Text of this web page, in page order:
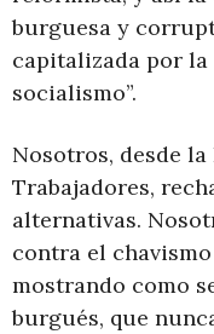
burguesa y
capitalizada por la
socialismo”.
Nosotros, desde
Trabajadores,
alternativas.
contra el
mostrando como
burgués, que